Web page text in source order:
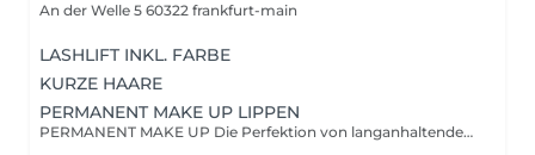
An der Welle 5 60322 frankfurt-main
LASHLIFT INKL. FARBE
KURZE HAARE
PERMANENT MAKE UP LIPPEN
PERMANENT MAKE UP Die Perfektion von langanhaltender Schönheit mit professionellem Permanent Make-up. Unsere hochwertigen Pigmentierungen betonen Ihre natürliche Ausstrahlung und ersparen Ihnen tägliches Schminken. Wir verwenden ausschließlich geprüfte, hautverträgliche Farben und modernste Techniken für ein präzises und natürliches Ergebnis.